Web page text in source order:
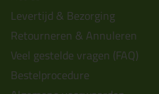
Levertijd & Bezorging
Retourneren & Annuleren
Veel gestelde vragen (FAQ)
Bestelprocedure